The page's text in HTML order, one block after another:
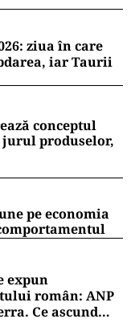
ziua în care
iar Taurii
conceptul
jurul produselor,
pe economia
expun
român: ANP
Ce ascund